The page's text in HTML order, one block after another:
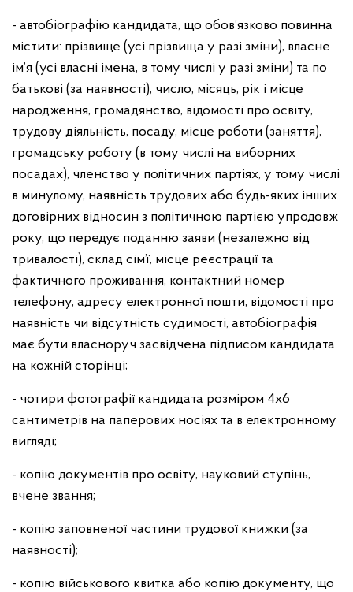
- автобіографію кандидата, що обов’язково повинна
містити: прізвище (усі прізвища у разі зміни), власне
ім’я (усі власні імена, в тому числі у разі зміни) та по
батькові (за наявності), число, місяць, рік і місце
народження, громадянство, відомості про освіту,
трудову діяльність, посаду, місце роботи (заняття),
громадську роботу (в тому числі на виборних
посадах), членство у політичних партіях, у тому числі
в минулому, наявність трудових або будь-яких інших
договірних відносин з політичною партією упродовж
року, що передує поданню заяви (незалежно від
тривалості), склад сім’ї, місце реєстрації та
фактичного проживання, контактний номер
телефону, адресу електронної пошти, відомості про
наявність чи відсутність судимості, автобіографія
має бути власноруч засвідчена підписом кандидата
на кожній сторінці;
- чотири фотографії кандидата розміром 4x6
сантиметрів на паперових носіях та в електронному
вигляді;
- копію документів про освіту, науковий ступінь,
вчене звання;
- копію заповненої частини трудової книжки (за
наявності);
- копію військового квитка або копію документу, що